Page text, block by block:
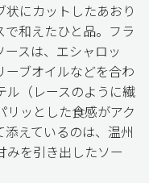
にカットしたあおり
和えたひと品。フラ
スは、エシャロッ
ーブオイルなどを合わ
ル（レースのように繊
ッとした食感がアク
えているのは、温州
みを引き出したソー